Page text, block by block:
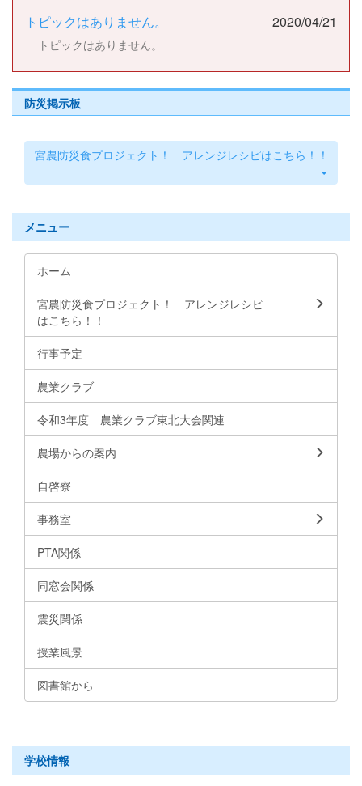
トピックはありません。 2020/04/21
トピックはありません。
防災掲示板
宮農防災食プロジェクト！ アレンジレシピはこちら！！
メニュー
ホーム
宮農防災食プロジェクト！ アレンジレシピ
はこちら！！
行事予定
農業クラブ
令和3年度 農業クラブ東北大会関連
農場からの案内
自啓寮
事務室
PTA関係
同窓会関係
震災関係
授業風景
図書館から
学校情報